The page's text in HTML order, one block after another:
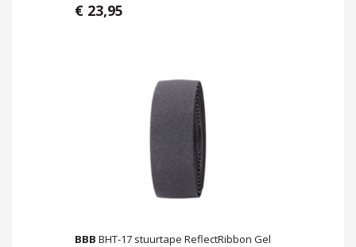
€ 23,95
BBB BHT-17 stuurtape ReflectRibbon Gel